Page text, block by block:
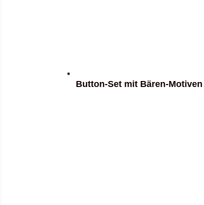
Button-Set mit Bären-